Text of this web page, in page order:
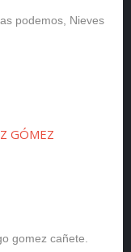
podemos, Nieves
GÓMEZ
gomez cañete.